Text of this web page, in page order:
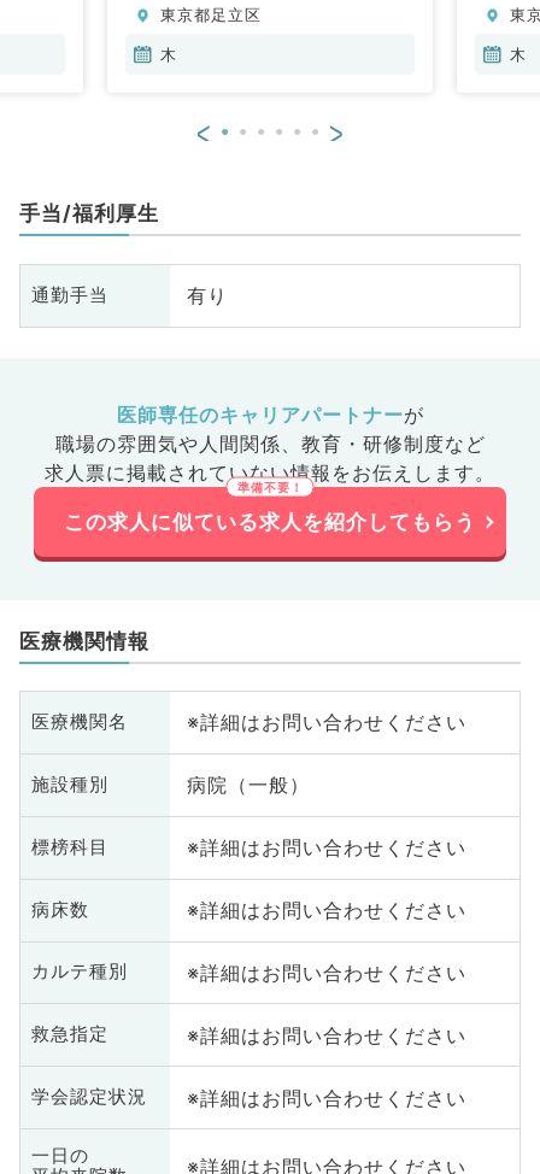
東京都足立区
木
東
木
< >
手当/福利厚生
通勤手当 有り
医師専任のキャリアパートナーが
職場の雰囲気や人間関係、 教育・研修制度など
求人票に掲載されていない情報をお伝えします。
この求人に似ている求人を紹介してもらう
医療機関情報
医療機関名 ※詳細はお問い合わせください
施設種別 病院（一般）
標榜科目 ※詳細はお問い合わせください
病床数 ※詳細はお問い合わせください
カルテ種別 ※詳細はお問い合わせください
救急指定 ※詳細はお問い合わせください
学会認定状況 ※詳細はお問い合わせください
一日の
※詳細はお問い合わせください